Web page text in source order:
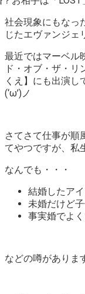
社会現象にもなっ
じたエヴァンジェ
最近ではマーベル
ド・オブ・ザ・
くえ】にも出演し
(‘ω’)ノ
さてさて仕事が順
てやつですが、私
なんでも・・・
結婚したア
未婚だけど
事実婚でよ
などの噂がありま